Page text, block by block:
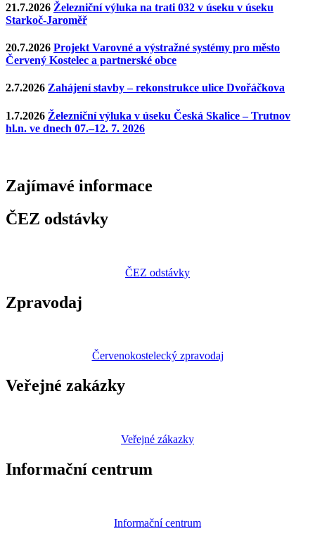
21.7.2026 Železniční výluka na trati 032 v úseku v úseku
Starkoč-Jaroměř
20.7.2026 Projekt Varovné a výstražné systémy pro město
Červený Kostelec a partnerské obce
2.7.2026 Zahájení stavby – rekonstrukce ulice Dvořáčkova
1.7.2026 Železniční výluka v úseku Česká Skalice – Trutnov
hl.n. ve dnech 07.–12. 7. 2026
Zajímavé informace
ČEZ odstávky
ČEZ odstávky
Zpravodaj
Červenokostelecký zpravodaj
Veřejné zakázky
Veřejné zákazky
Informační centrum
Informační centrum